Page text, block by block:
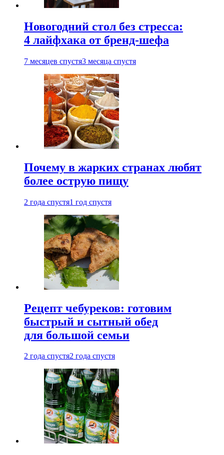
Новогодний стол без стресса:
4 лайфхака от бренд-шефа
7 месяцев спустя3 месяца спустя
Почему в жарких странах любят
более острую пищу
2 года спустя1 год спустя
Рецепт чебуреков: готовим
быстрый и сытный обед
для большой семьи
2 года спустя2 года спустя